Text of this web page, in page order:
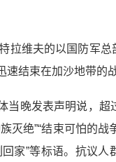
拉维夫的以国防军
速结束在加沙地带的
当晚发表声明说，
灭绝”“结束可怕的战
回家”等标语。抗议